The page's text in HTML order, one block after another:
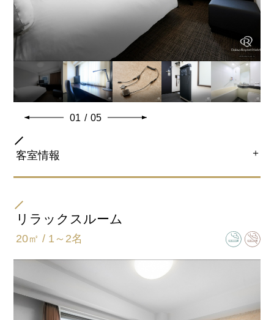
01 / 05
客室情報 ＋
ダブル
バスタイプ
リラックスルーム
20㎡ / 1～2名